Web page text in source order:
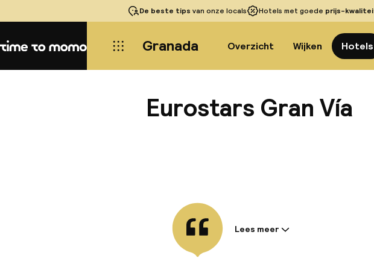
De beste tips van onze locals Hotels met goede prijs-
Home Granada Overzicht Wijken Hotels
Eurostars Gran Vía
Informatie gedeeld door
Lees meer